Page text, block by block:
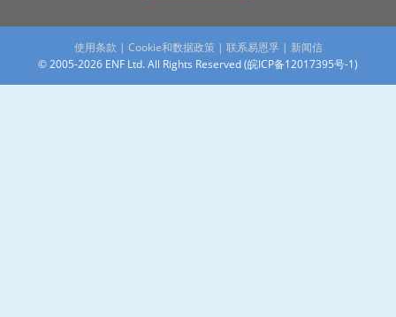
使用条款 | Cookie和数据政策| 联系易恩孚 | 新闻信
© 2005-2026 ENF Ltd. All Rights Reserved (皖ICP备12017395号-1)